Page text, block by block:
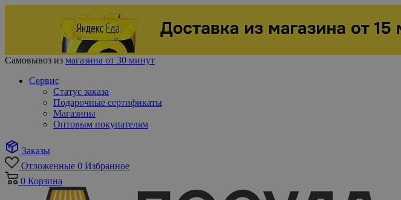
Самовывоз из магазина от 30 минут
Сервис
Статус заказа
Подарочные сертификаты
Магазины
Оптовым покупателям
Заказы
Отложенные 0 Избранное
0 Корзина